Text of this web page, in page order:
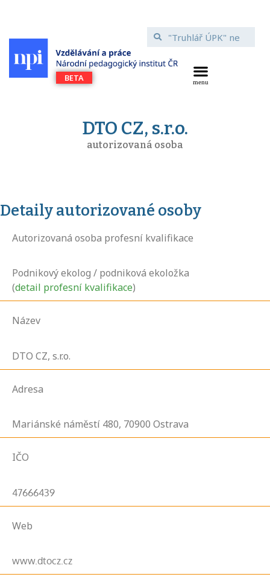
DTO CZ, s.r.o.
autorizovaná osoba
Detaily autorizované osoby
Autorizovaná osoba profesní kvalifikace
Podnikový ekolog / podniková ekoložka
(detail profesní kvalifikace)
Název
DTO CZ, s.r.o.
Adresa
Mariánské náměstí 480, 70900 Ostrava
IČO
47666439
Web
www.dtocz.cz